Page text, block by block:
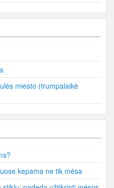
miesto (trumpalaikė
kepama ne tik mėsa